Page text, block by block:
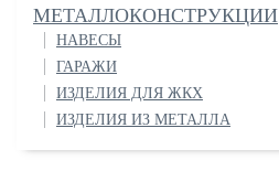
МЕТАЛЛОКОНСТРУКЦИИ
НАВЕСЫ
ГАРАЖИ
ИЗДЕЛИЯ ДЛЯ ЖКХ
ИЗДЕЛИЯ ИЗ МЕТАЛЛА